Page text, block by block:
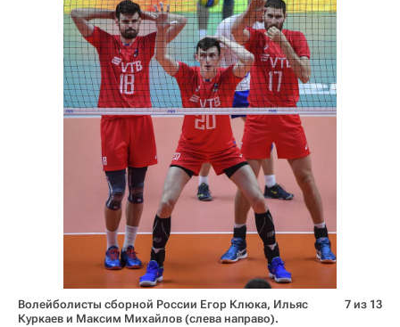
Волейболисты сборной России Егор Клюка, Ильяс
Куркаев и Максим Михайлов (слева направо).
7 из 13